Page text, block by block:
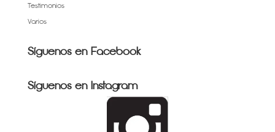
Testimonios
Varios
Síguenos en Facebook
Síguenos en Instagram